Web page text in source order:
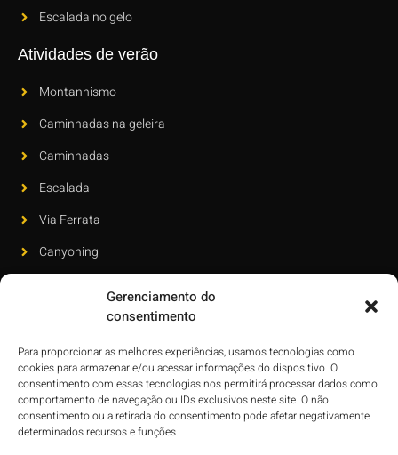
Gerenciamento do
consentimento
Para proporcionar as melhores experiências, usamos tecnologias como
cookies para armazenar e/ou acessar informações do dispositivo. O
consentimento com essas tecnologias nos permitirá processar dados como
comportamento de navegação ou IDs exclusivos neste site. O não
consentimento ou a retirada do consentimento pode afetar negativamente
determinados recursos e funções.
Escalada no gelo
Atividades de verão
Montanhismo
Caminhadas na geleira
Caminhadas
Escalada
Via Ferrata
Canyoning
Boletim informativo
Assine nosso boletim informativo para saber mais sobre nossos
novos lançamentos e inovações mais recentes.